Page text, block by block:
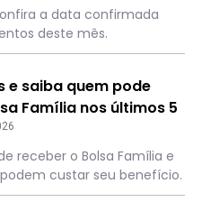
a data confirmada
deste mês.
e saiba quem pode
Família nos últimos 5
receber o Bolsa Família e
custar seu benefício.